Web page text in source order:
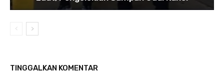
TINGGALKAN KOMENTAR